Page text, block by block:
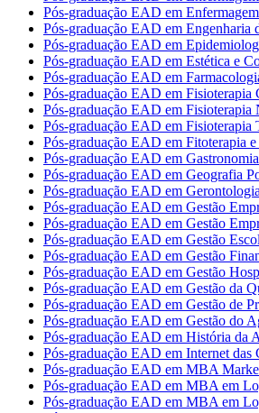
Pós-graduação EAD em
Pós-graduação EAD em Engenharia
Pós-graduação EAD em
Pós-graduação EAD em Estética e
Pós-graduação EAD em
Pós-graduação EAD em Fisioterapia
Pós-graduação EAD em Fisioterapia
Pós-graduação EAD em Fisioterapia
Pós-graduação EAD em Fitoterapia
Pós-graduação EAD em
Pós-graduação EAD em Geografia
Pós-graduação EAD em
Pós-graduação EAD em Gestão
Pós-graduação EAD em Gestão
Pós-graduação EAD em Gestão
Pós-graduação EAD em Gestão
Pós-graduação EAD em Gestão
Pós-graduação EAD em Gestão da
Pós-graduação EAD em Gestão de
Pós-graduação EAD em Gestão do
Pós-graduação EAD em História da
Pós-graduação EAD em Internet das
Pós-graduação EAD em MBA
Pós-graduação EAD em MBA em
Pós-graduação EAD em MBA em